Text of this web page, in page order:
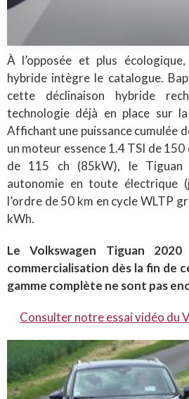
À l’opposée et plus
hybride intègre le catalogue.
cette déclinaison hybride
technologie déjà en place sur
Affichant une puissance cumulée
un moteur essence 1.4 TSI de
de 115 ch (85kW), le Tiguan
autonomie en toute électrique
l’ordre de 50 km en cycle WLTP
kWh.
Le Volkswagen Tiguan
commercialisation dès la fin de
gamme complète ne sont pas
Consulter notre essai vidéo du